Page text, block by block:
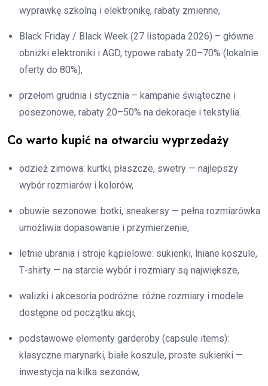
wyprawkę szkolną i elektronikę, rabaty zmienne,
Black Friday / Black Week (27 listopada 2026) – główne
obniżki elektroniki i AGD, typowe rabaty 20–70% (lokalnie
oferty do 80%),
przełom grudnia i stycznia – kampanie świąteczne i
posezonowe, rabaty 20–50% na dekoracje i tekstylia.
Co warto kupić na otwarciu wyprzedaży
odzież zimowa: kurtki, płaszcze, swetry — najlepszy
wybór rozmiarów i kolorów,
obuwie sezonowe: botki, sneakersy — pełna rozmiarówka
umożliwia dopasowanie i przymierzenie,
letnie ubrania i stroje kąpielowe: sukienki, lniane koszule,
T‑shirty — na starcie wybór i rozmiary są największe,
walizki i akcesoria podróżne: różne rozmiary i modele
dostępne od początku akcji,
podstawowe elementy garderoby (capsule items):
klasyczne marynarki, białe koszule, proste sukienki —
inwestycja na kilka sezonów,